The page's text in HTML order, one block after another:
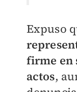
Expuso
firme en
actos,